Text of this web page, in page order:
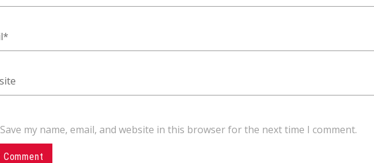
Save my name, email, and website in this browser for the next time I comment.